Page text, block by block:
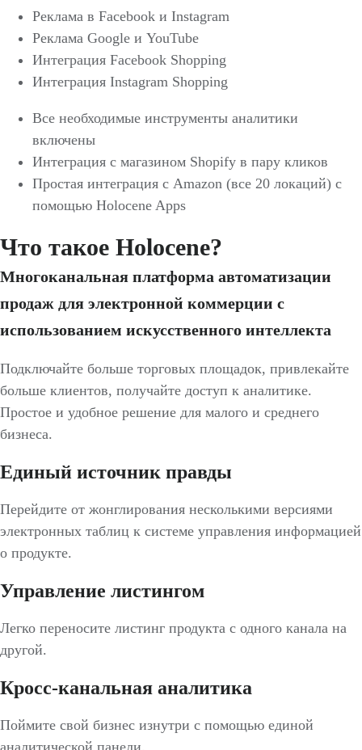
Реклама в Facebook и Instagram
Реклама Google и YouTube
Интеграция Facebook Shopping
Интеграция Instagram Shopping
Все необходимые инструменты аналитики
включены
Интеграция с магазином Shopify в пару кликов
Простая интеграция с Amazon (все 20 локаций) с
помощью Holocene Apps
Что такое Holocene?
Многоканальная платформа автоматизации
продаж для электронной коммерции с
использованием искусственного интеллекта
Подключайте больше торговых площадок, привлекайте
больше клиентов, получайте доступ к аналитике.
Простое и удобное решение для малого и среднего
бизнеса.
Единый источник правды
Перейдите от жонглирования несколькими версиями
электронных таблиц к системе управления информацией
о продукте.
Управление листингом
Легко переносите листинг продукта с одного канала на
другой.
Кросс-канальная аналитика
Поймите свой бизнес изнутри с помощью единой
аналитической панели.